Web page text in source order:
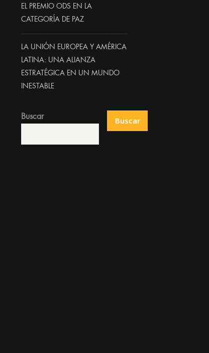
EL PREMIO ODS EN LA
CATEGORÍA DE PAZ
LA UNIÓN EUROPEA Y AMÉRICA
LATINA: UNA ALIANZA
ESTRATÉGICA EN UN MUNDO
INESTABLE
Buscar Buscar